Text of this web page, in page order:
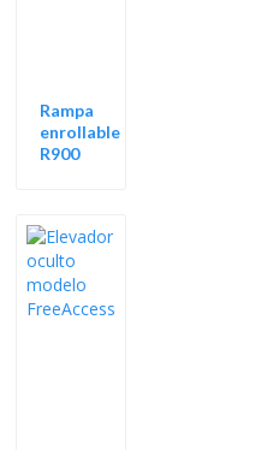
Rampa
enrollable
R900